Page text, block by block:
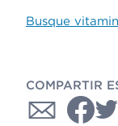
Busque
COMPARTIR